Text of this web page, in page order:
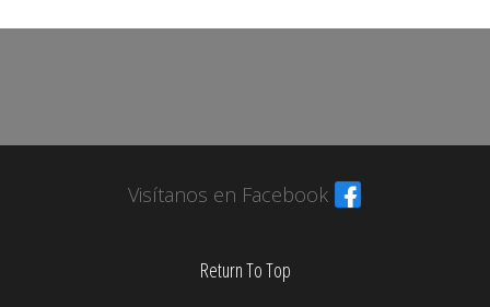
Visítanos en Facebook
Return To Top